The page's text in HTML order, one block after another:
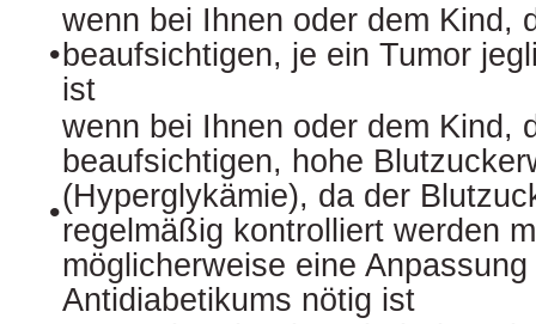
•
wenn bei Ihnen oder dem Kind,
beaufsichtigen, je ein Tumor
ist
•
wenn bei Ihnen oder dem Kind,
beaufsichtigen, hohe
(Hyperglykämie), da der
regelmäßig kontrolliert werden
möglicherweise eine
Antidiabetikums nötig ist